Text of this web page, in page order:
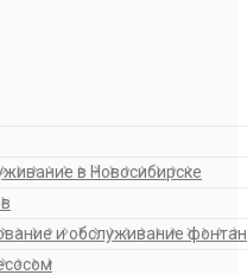
в Новосибирске
и обслуживание